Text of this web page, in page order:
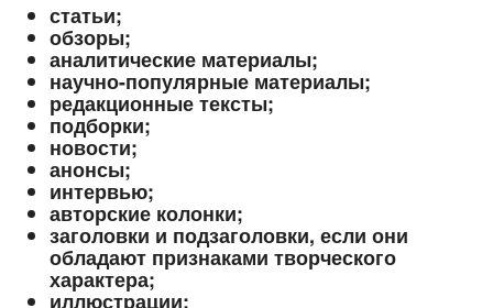
статьи;
обзоры;
аналитические материалы;
научно-популярные материалы;
редакционные тексты;
подборки;
новости;
анонсы;
интервью;
авторские колонки;
заголовки и подзаголовки, если они
обладают признаками творческого
характера;
иллюстрации;